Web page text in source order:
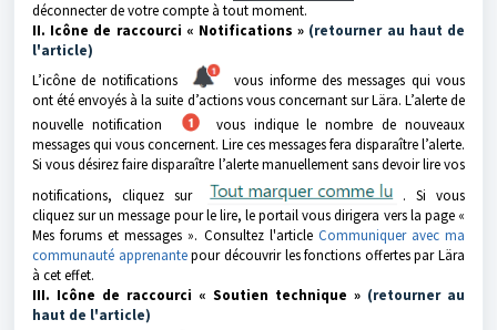
déconnecter de votre compte à tout moment.
II. Icône de raccourci « Notifications » (retourner au haut de
l'article)
L’icône de notifications
vous informe des messages qui vous
ont été envoyés à la suite d’actions vous concernant sur Lära. L’alerte de
nouvelle notification
vous indique le nombre de nouveaux
messages qui vous concernent. Lire ces messages fera disparaître l’alerte.
Si vous désirez faire disparaître l’alerte manuellement sans devoir lire vos
notifications, cliquez sur
. Si vous
cliquez sur un message pour le lire, le portail vous dirigera vers la page «
Mes forums et messages ». Consultez l'article Communiquer avec ma
communauté apprenantepour découvrir les fonctions offertes par Lära
à cet effet.
III. Icône de raccourci « Soutien technique » (retourner au
haut de l'article)